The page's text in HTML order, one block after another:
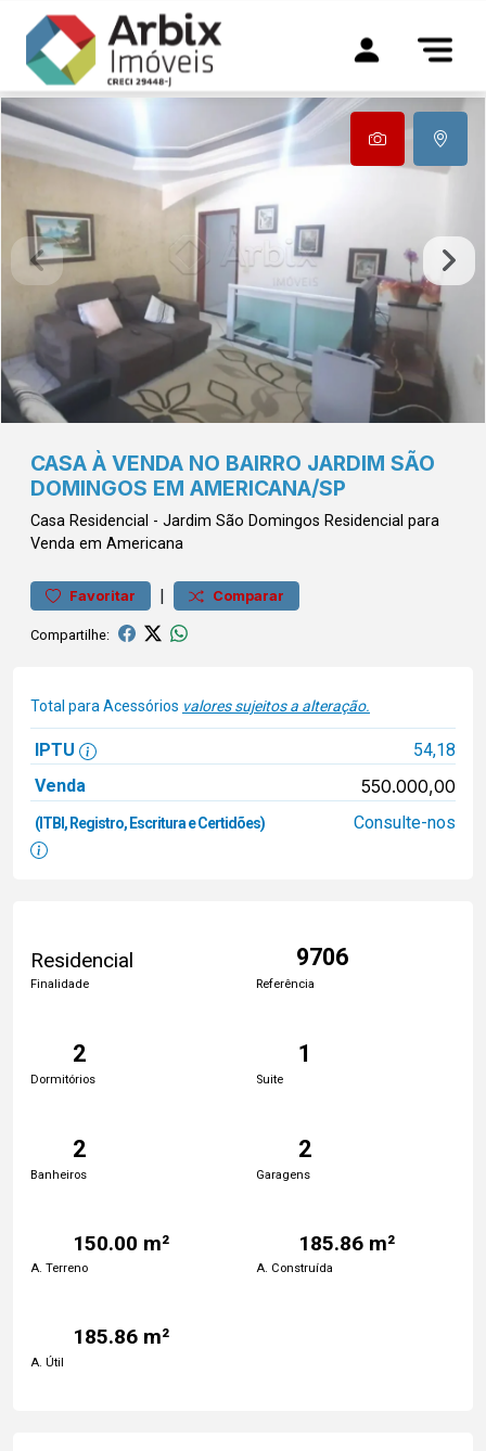
CASA À VENDA NO BAIRRO JARDIM SÃO
DOMINGOS EM AMERICANA/SP
Casa Residencial - Jardim São Domingos Residencial para
Venda em Americana
Favoritar | Comparar
Compartilhe:
Total para Acessórios valores sujeitos a alteração.
IPTU
54,18
Venda
550.000,00
(ITBI, Registro, Escritura e Certidões) Consulte-nos
Residencial
Finalidade
9706
Referência
2
Dormitórios
1
Suite
2
Banheiros
2
Garagens
150.00 m²
A. Terreno
185.86 m²
A. Construída
185.86 m²
A. Útil